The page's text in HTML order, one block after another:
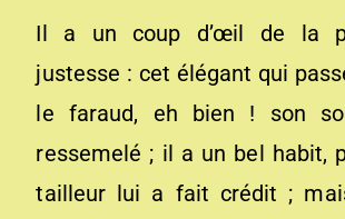
Il a un coup d’œil de la
justesse : cet élégant qui
le faraud, eh bien ! son
ressemelé ; il a un bel habit,
tailleur lui a fait crédit ;